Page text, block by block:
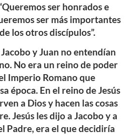
ser honrados e
ser más importantes
los otros discípulos”.
y Juan no entendían
No era un reino de poder
Imperio Romano que
época. En el reino de Jesús
a Dios y hacen las cosas
Jesús les dijo a Jacobo y a
Padre, era el que decidiría